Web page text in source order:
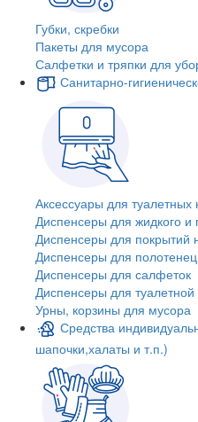
Губки, скребки
Пакеты для мусора
Салфетки и тряпки для
Санитарно-
Аксессуары для туалетных
Диспенсеры для жидкого
Диспенсеры для покрытий
Диспенсеры для
Диспенсеры для салфеток
Диспенсеры для туалетной
Урны, корзины для мусора
Средства
шапочки,халаты и т.п.)